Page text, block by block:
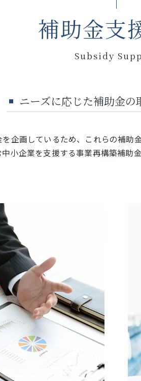
補助金支
Subsidy
ニーズに応じた補助金の
企画しているため、これらの補
小企業を支援する事業再構築補